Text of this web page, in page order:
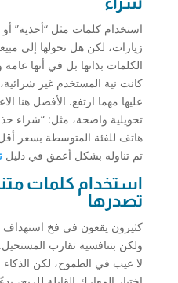
استخدام كلمات مثل “أحذية”
زيارات، لكن هل تحولها إلى
الكلمات بذاتها بل في أنها
كانت نية المستخدم غير
عليها مهما ارتفع. الأفضل هنا
تحويلية واضحة، مثل: “شراء
تم تناوله بشكل أعمق في دليل
استخدام كلمات
تصدرها
كثيرون يقعون في فخ استهداف
ولكن بتنافسية تقارب المستحيل.
لا عيب في الطموح، لكن الذكاء